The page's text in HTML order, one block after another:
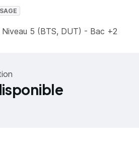
5 (BTS, DUT) - Bac +2